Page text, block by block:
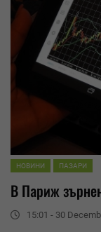
НОВИНИ ПАЗАРИ
В Париж
15:01 - 30